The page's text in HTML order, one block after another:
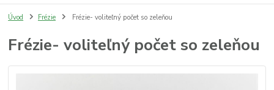
Úvod Frézie Frézie- voliteľný počet so zeleňou
Frézie- voliteľný počet so zeleňou